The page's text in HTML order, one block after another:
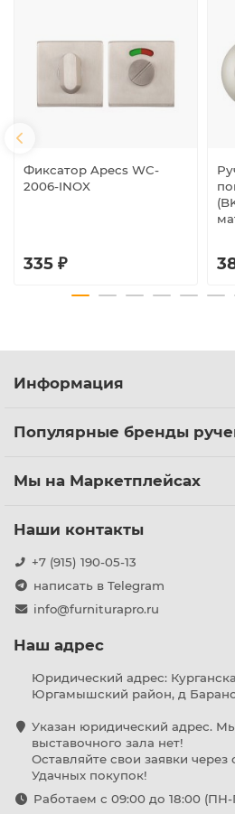
Фиксатор Apecs WC-
2006-INOX
335 ₽
Информация
Популярные бренды
Мы на Маркетплейсах
Наши контакты
+7 (915) 190-05-13
написать в Telegram
info@furniturapro.ru
Наш адрес
Юридический адрес:
Юргамышский район, д
Указан юридический адрес.
выставочного зала нет!
Оставляйте свои заявки через
Удачных покупок!
Работаем с 09:00 до 18:00